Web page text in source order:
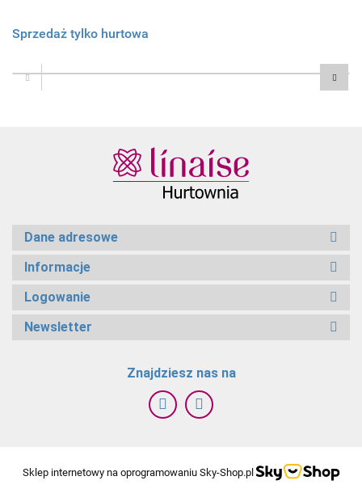
Sprzedaż tylko hurtowa
Dane adresowe
Informacje
Logowanie
Newsletter
Znajdziesz nas na
Sklep internetowy na oprogramowaniu Sky-Shop.pl